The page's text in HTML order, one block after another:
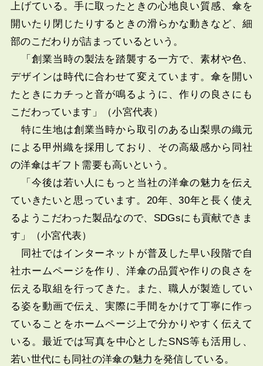
上げている。手に取ったときの心地良い質感、傘を
開いたり閉じたりするときの滑らかな動きなど、細
部のこだわりが詰まっているという。
「創業当時の製法を踏襲する一方で、素材や色、
デザインは時代に合わせて変えています。傘を開い
たときにカチっと音が鳴るように、作りの良さにも
こだわっています」（小宮代表）
特に生地は創業当時から取引のある山梨県の織元
による甲州織を採用しており、その高級感から同社
の洋傘はギフト需要も高いという。
「今後は若い人にもっと当社の洋傘の魅力を伝え
ていきたいと思っています。20年、30年と長く使え
るようこだわった製品なので、SDGsにも貢献できま
す」（小宮代表）
同社ではインターネットが普及した早い段階で自
社ホームページを作り、洋傘の品質や作りの良さを
伝える取組を行ってきた。また、職人が製造してい
る姿を動画で伝え、実際に手間をかけて丁寧に作っ
ていることをホームページ上で分かりやすく伝えて
いる。最近では写真を中心としたSNS等も活用し、
若い世代にも同社の洋傘の魅力を発信している。